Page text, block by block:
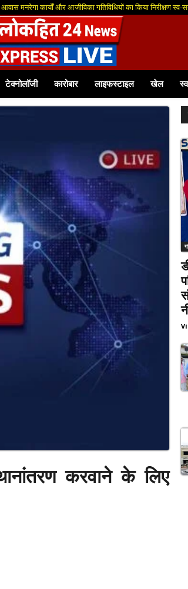
मनरेगा कार्यों और आजीविका गतिविधियों का किया निरीक्षण स्व-
टेक्नोलॉजी कारोबार लाइफस्टाइल खेल
करवाने के लिए